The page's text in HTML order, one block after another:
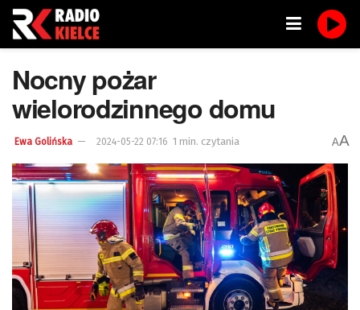
Nocny pożar
wielorodzinnego domu
Ewa Golińska 2024-05-22 07:16 1 min. czytania AA